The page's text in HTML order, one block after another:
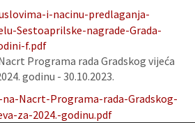
i-nacinu-predlaganja-
Sestoaprilske-nagrade-Grada-
f.pdf
Programa rada Gradskog vijeća
godinu - 30.10.2023.
Nacrt-Programa-rada-Gradskog-
za-2024.-godinu.pdf